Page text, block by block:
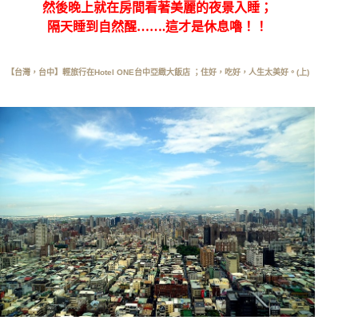
然後晚上就在房間看著美麗的夜景入睡；
隔天睡到自然醒…….這才是休息嚕！！
【台灣，台中】輕旅行在Hotel ONE台中亞緻大飯店 ；住好，吃好，人生太美好。(上)